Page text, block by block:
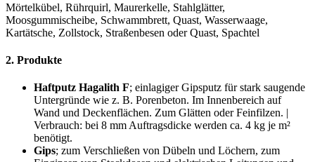
Mörtelkübel, Rührquirl, Maurerkelle, Stahlglätter,
Moosgummischeibe, Schwammbrett, Quast, Wasserwaage,
Kartätsche, Zollstock, Straßenbesen oder Quast, Spachtel
2. Produkte
Haftputz Hagalith F; einlagiger Gipsputz für stark saugende
Untergründe wie z. B. Porenbeton. Im Innenbereich auf
Wand und Deckenflächen. Zum Glätten oder Feinfilzen. |
Verbrauch: bei 8 mm Auftragsdicke werden ca. 4 kg je m²
benötigt.
Gips; zum Verschließen von Dübeln und Löchern, zum